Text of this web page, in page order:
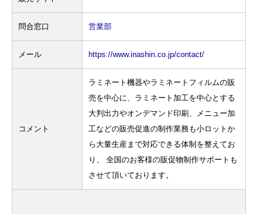
問合窓口 営業部
メール https://www.inashin.co.jp/contact/
コメント
ラミネート機器やラミネートフィルムの販
売を中心に、ラミネート加工を中心とする
大判出力やオンデマンド印刷、メニュー加
工などの販売促進の制作業務も小ロットか
ら大量生産まで対応できる体制を整えてお
り、 全国のお客様の販促物制作サポートも
させて頂いております。